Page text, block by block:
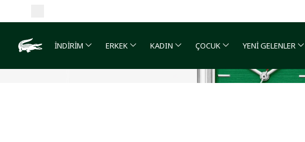
İNDİRİM ERKEK KADIN ÇOCUK YENİ GELENLER